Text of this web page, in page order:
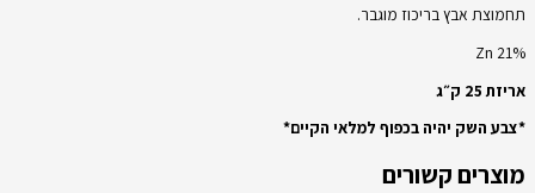
תחמוצת אבץ בריכוז מוגבר.
Zn 21%
אריזת 25 ק״ג
*צבע השק יהיה בכפוף למלאי הקיים*
מוצרים קשורים